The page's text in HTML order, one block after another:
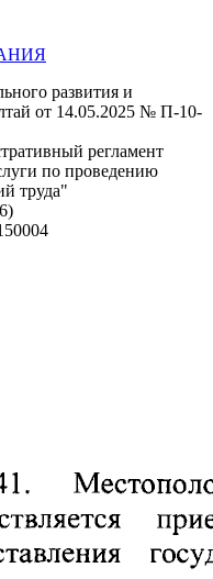
развития и
от 14.05.2025 № П-10-
регламент
по проведению
труда"